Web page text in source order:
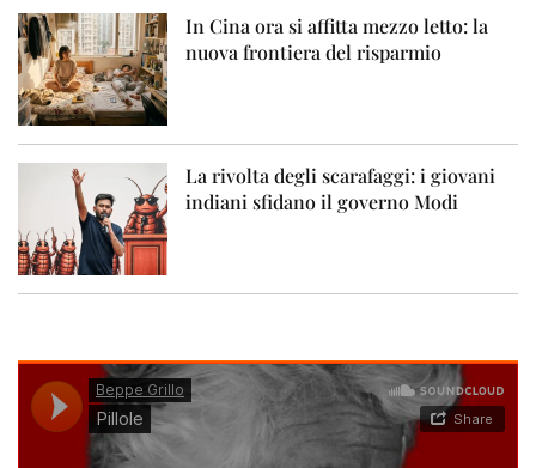
In Cina ora si affitta mezzo letto: la
nuova frontiera del risparmio
La rivolta degli scarafaggi: i giovani
indiani sfidano il governo Modi